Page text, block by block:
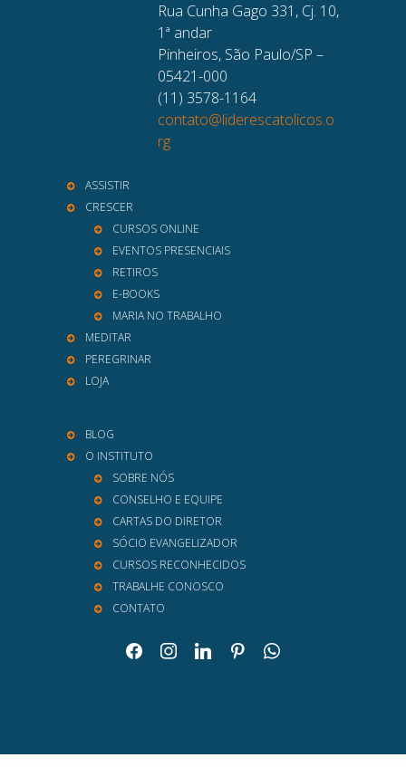
Rua Cunha Gago 331, Cj. 10,
1ª andar
Pinheiros, São Paulo/SP –
05421-000
(11) 3578-1164
contato@liderescatolicos.o
rg
ASSISTIR
CRESCER
CURSOS ONLINE
EVENTOS PRESENCIAIS
RETIROS
E-BOOKS
MARIA NO TRABALHO
MEDITAR
PEREGRINAR
LOJA
BLOG
O INSTITUTO
SOBRE NÓS
CONSELHO E EQUIPE
CARTAS DO DIRETOR
SÓCIO EVANGELIZADOR
CURSOS RECONHECIDOS
TRABALHE CONOSCO
CONTATO
facebookinstagramlinkedinpinterestwhatsapp